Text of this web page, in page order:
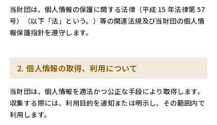
当財団は、個人情報の保護に関する法律（平成 15 年法律第 57
号）（以下「法」という。）等の関連法規及び当財団の個人情
報保護指針を遵守します。
2. 個人情報の取得、利用について
当財団は、個人情報を適法かつ公正な手段により取得します。
収集する際には、利用目的を通知または明示し、その範囲内で
利用します。